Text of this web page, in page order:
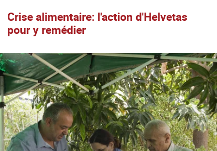
Crise alimentaire: l'action d'Helvetas
pour y remédier